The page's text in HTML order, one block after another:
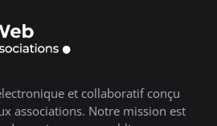
et collaboratif conçu
associations. Notre mission est